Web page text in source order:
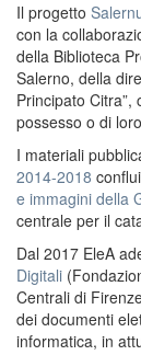
Il progetto
con la
della Biblioteca
Salerno, della
Principato
possesso o di
I materiali
2014-2018
e immagini della
centrale per il
Dal 2017 EleA
Digitali
Centrali di
dei documenti
informatica, in